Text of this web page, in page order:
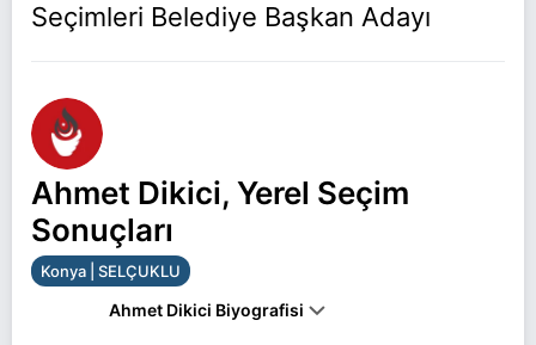
Seçimleri Belediye Başkan Adayı
Ahmet Dikici, Yerel Seçim
Sonuçları
Konya | SELÇUKLU
Ahmet Dikici Biyografisi